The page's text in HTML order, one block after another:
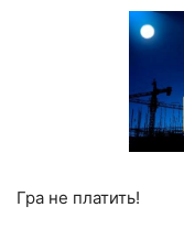
Гра не платить!